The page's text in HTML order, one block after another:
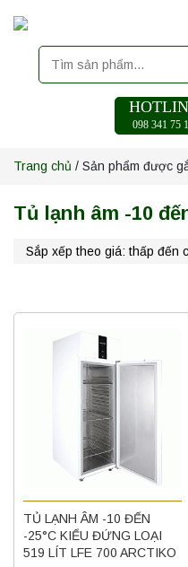
098 341 75
Trang chủ / Sản phẩm được
Tủ lạnh âm -10
TỦ LẠNH ÂM -10 ĐẾN
-25°C KIỂU ĐỨNG LOẠI
519 LÍT LFE 700 ARCTIKO